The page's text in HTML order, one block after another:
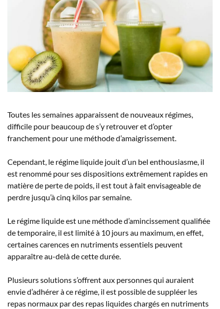
Toutes les semaines apparaissent de nouveaux régimes,
difficile pour beaucoup de s’y retrouver et d’opter
franchement pour une méthode d’amaigrissement.
Cependant, le régime liquide jouit d’un bel enthousiasme, il
est renommé pour ses dispositions extrêmement rapides en
matière de perte de poids, il est tout à fait envisageable de
perdre jusqu’à cinq kilos par semaine.
Le régime liquide est une méthode d’amincissement qualifiée
de temporaire, il est limité à 10 jours au maximum, en effet,
certaines carences en nutriments essentiels peuvent
apparaître au-delà de cette durée.
Plusieurs solutions s’offrent aux personnes qui auraient
envie d’adhérer à ce régime, il est possible de suppléer les
repas normaux par des repas liquides chargés en nutriments